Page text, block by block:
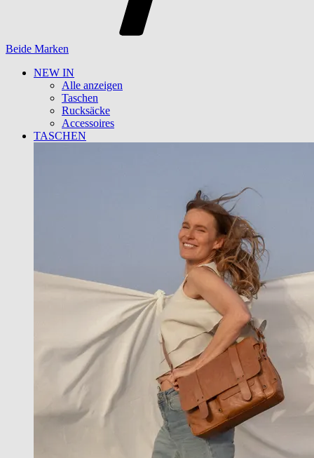
Beide Marken
NEW IN
Alle anzeigen
Taschen
Rucksäcke
Accessoires
TASCHEN